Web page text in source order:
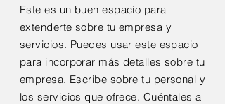
Este es un buen espacio para
extenderte sobre tu empresa y
servicios. Puedes usar este espacio
para incorporar más detalles sobre tu
empresa. Escribe sobre tu personal y
los servicios que ofrece. Cuéntales a